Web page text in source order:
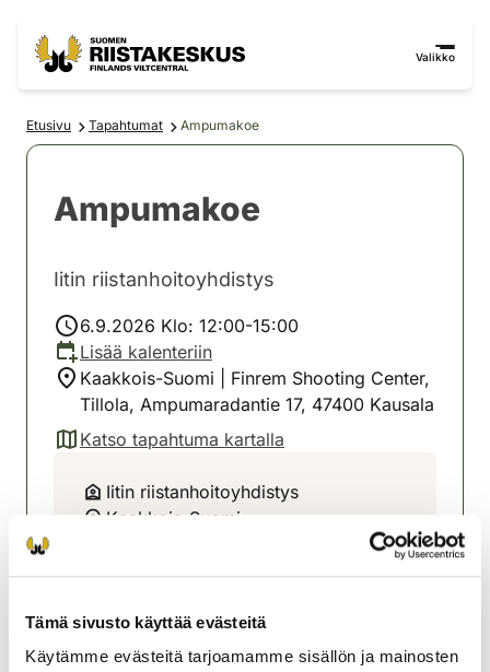
Tämä sivusto käyttää evästeitä
Käytämme evästeitä tarjoamamme sisällön ja mainosten
Valikko
Etusivu Tapahtumat Ampumakoe
Ampumakoe
Iitin riistanhoitoyhdistys
6.9.2026 Klo: 12:00-15:00
Lisää kalenteriin
Kaakkois-Suomi | Finrem Shooting Center,
Tillola, Ampumaradantie 17, 47400 Kausala
Katso tapahtuma kartalla
(avautuu uuteen välilehteen)
Iitin riistanhoitoyhdistys
Kaakkois-Suomi